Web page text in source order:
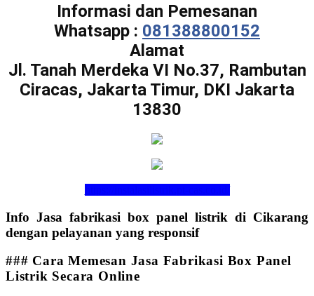
Informasi dan Pemesanan
Whatsapp : 081388800152
Alamat
Jl. Tanah Merdeka VI No.37, Rambutan
Ciracas, Jakarta Timur, DKI Jakarta
13830
Info Jasa fabrikasi box panel listrik di Cikarang
dengan pelayanan yang responsif
### Cara Memesan Jasa Fabrikasi Box Panel
Listrik Secara Online